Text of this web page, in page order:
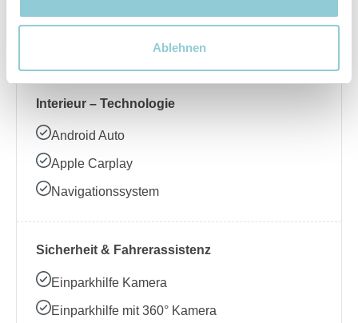
Ablehnen
Beheizbares Lenkrad
Interieur – Technologie
Android Auto
Apple Carplay
Navigationssystem
Sicherheit & Fahrerassistenz
Einparkhilfe Kamera
Einparkhilfe mit 360° Kamera